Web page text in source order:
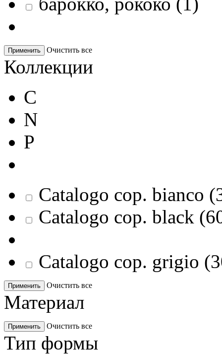
Применить Очистить все
Коллекции
C
N
P
Catalogo cop. bianco (
Catalogo cop. black (
Catalogo cop. grigio (
Применить Очистить все
Материал
Применить Очистить все
Тип формы